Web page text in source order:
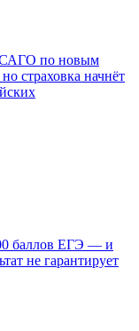
по новым
страховка начнёт
баллов ЕГЭ — и
не гарантирует